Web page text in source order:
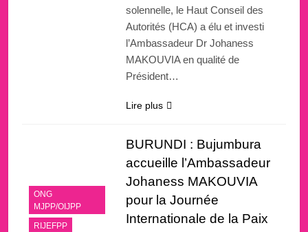
solennelle, le Haut Conseil des
Autorités (HCA) a élu et investi
l’Ambassadeur Dr Johaness
MAKOUVIA en qualité de
Président…
Lire plus
ONG
MJPP/OIJPP
RIJEFPP
BURUNDI : Bujumbura
accueille l’Ambassadeur
Johaness MAKOUVIA
pour la Journée
Internationale de la Paix